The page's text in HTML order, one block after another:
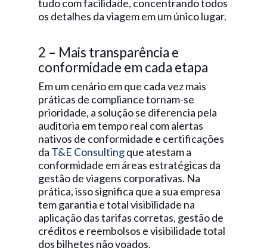
tudo com facilidade, concentrando todos
os detalhes da viagem em um único lugar.
2 – Mais transparência e
conformidade em cada etapa
Em um cenário em que cada vez mais
práticas de compliance tornam-se
prioridade, a solução se diferencia pela
auditoria em tempo real com alertas
nativos de conformidade e certificações
da T&E Consultingque atestam a
conformidade em áreas estratégicas da
gestão de viagens corporativas. Na
prática, isso significa que a sua empresa
tem garantia e total visibilidade na
aplicação das tarifas corretas, gestão de
créditos e reembolsos e visibilidade total
dos bilhetes não voados.